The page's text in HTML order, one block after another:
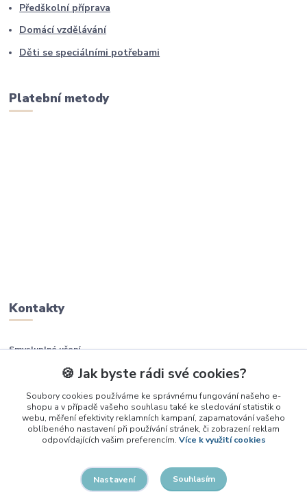
Předškolní příprava
Domácí vzdělávání
Děti se speciálními potřebami
Platební metody
Kontakty
Smysluplné učení
+420 737 937 936
info@smysluplneuceni.cz
🍪 Jak byste rádi své cookies?
Soubory cookies používáme ke správnému fungování našeho e-
shopu a v případě vašeho souhlasu také ke sledování statistik o
webu, měření efektivity reklamních kampaní, zapamatování vašeho
oblíbeného nastavení při používání stránek, či zobrazení reklam
odpovídajících vašim preferencím. Více k využití cookies
Nastavení Souhlasím